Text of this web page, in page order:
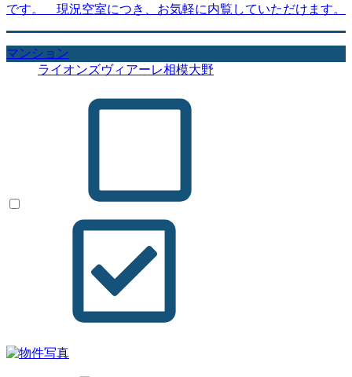
です。 現況空室につき、お気軽に内覧していただけます。
マンション
ライオンズヴィアーレ相模大野